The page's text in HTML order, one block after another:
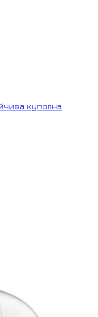
куполна